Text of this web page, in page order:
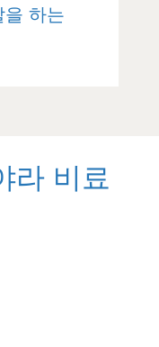
을 하는
라 비료